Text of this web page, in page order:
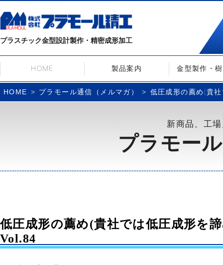
プラスチック金型設計製作・精密成形加工
HOME 製品案内 金型製作・
HOME プラモール通信（メルマガ） 低圧成形の薦め(貴
新商品、工
プラモー
低圧成形の薦め(貴社では低圧成形を
Vol.84